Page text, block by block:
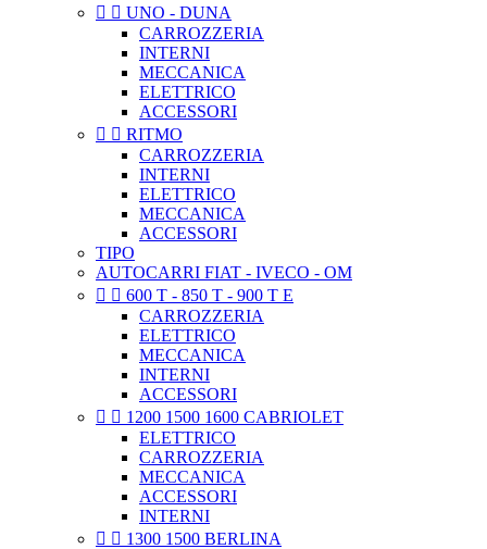
  UNO - DUNA
CARROZZERIA
INTERNI
MECCANICA
ELETTRICO
ACCESSORI
  RITMO
CARROZZERIA
INTERNI
ELETTRICO
MECCANICA
ACCESSORI
TIPO
AUTOCARRI FIAT - IVECO - OM
  600 T - 850 T - 900 T E
CARROZZERIA
ELETTRICO
MECCANICA
INTERNI
ACCESSORI
  1200 1500 1600 CABRIOLET
ELETTRICO
CARROZZERIA
MECCANICA
ACCESSORI
INTERNI
  1300 1500 BERLINA